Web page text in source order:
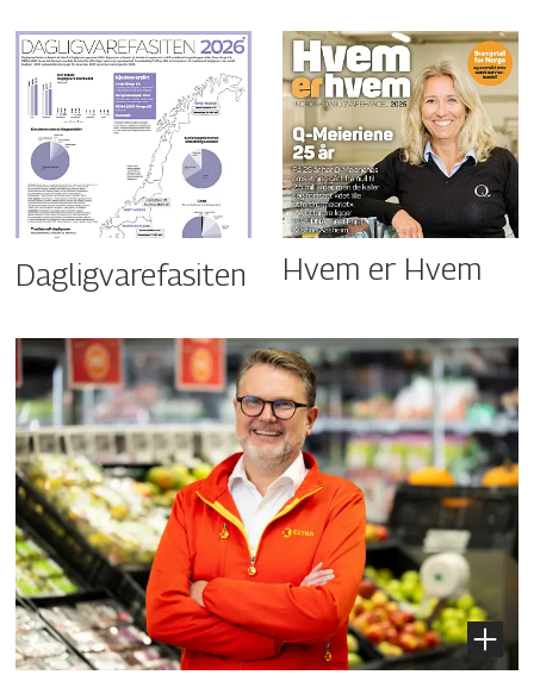
Dagligvarefasiten Hvem er Hvem